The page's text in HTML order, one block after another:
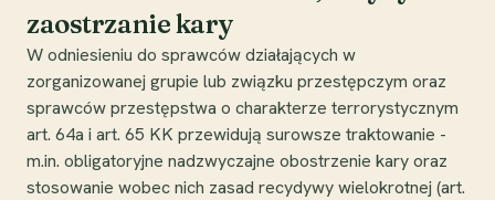
zaostrzanie kary
W odniesieniu do sprawców działających w
zorganizowanej grupie lub związku przestępczym oraz
sprawców przestępstwa o charakterze terrorystycznym
art. 64a i art. 65 KK przewidują surowsze traktowanie -
m.in. obligatoryjne nadzwyczajne obostrzenie kary oraz
stosowanie wobec nich zasad recydywy wielokrotnej (art.